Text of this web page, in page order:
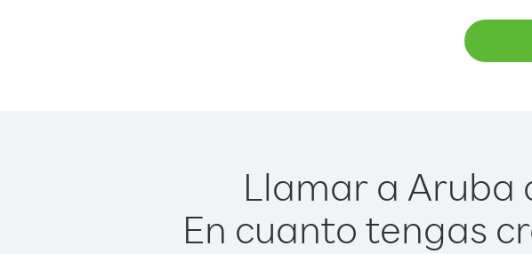
Llamar a Aruba
En cuanto tengas